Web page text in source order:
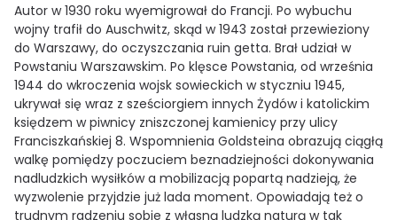
Autor w 1930 roku wyemigrował do Francji. Po wybuchu
wojny trafił do Auschwitz, skąd w 1943 został przewieziony
do Warszawy, do oczyszczania ruin getta. Brał udział w
Powstaniu Warszawskim. Po klęsce Powstania, od września
1944 do wkroczenia wojsk sowieckich w styczniu 1945,
ukrywał się wraz z sześciorgiem innych Żydów i katolickim
księdzem w piwnicy zniszczonej kamienicy przy ulicy
Franciszkańskiej 8. Wspomnienia Goldsteina obrazują ciągłą
walkę pomiędzy poczuciem beznadziejności dokonywania
nadludzkich wysiłków a mobilizacją popartą nadzieją, że
wyzwolenie przyjdzie już lada moment. Opowiadają też o
trudnym radzeniu sobie z własną ludzką naturą w tak